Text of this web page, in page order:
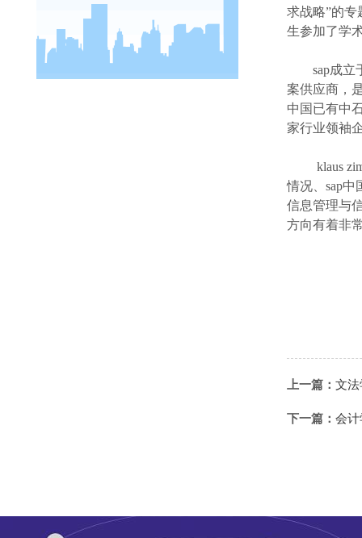
求战略”的
生参加了学
sap成立
案供应商，
中国已有中
家行业领袖
klaus
情况、 sap中
信息管理与
方向有着非
上一篇： 文
下一篇： 会